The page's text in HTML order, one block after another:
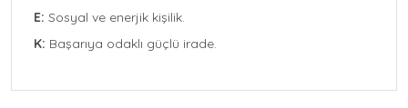
E: Sosyal ve enerjik kişilik.
K: Başarıya odaklı güçlü irade.